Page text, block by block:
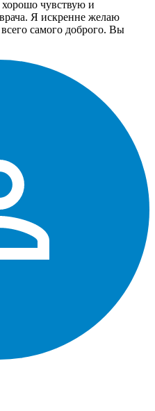
хорошо чувствую и
Я искренне желаю
самого доброго. Вы